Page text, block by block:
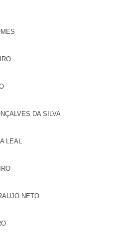
DA SILVA
LEAL
NETO